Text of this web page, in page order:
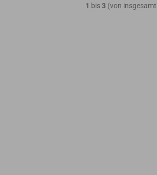
1 bis3 (von